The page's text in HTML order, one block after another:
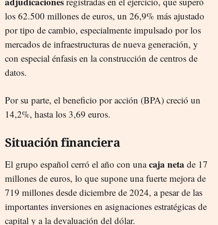
los 62.500 millones de euros, un 26,9% más ajustado
por tipo de cambio, especialmente impulsado por los
mercados de infraestructuras de nueva generación, y
con especial énfasis en la construcción de centros de
datos.
Por su parte, el beneficio por acción (BPA) creció un
14,2%, hasta los 3,69 euros.
Situación financiera
El grupo español cerró el año con unacaja neta de 17
millones de euros, lo que supone una fuerte mejora de
719 millones desde diciembre de 2024, a pesar de las
importantes inversiones en asignaciones estratégicas de
capital y a la devaluación del dólar.